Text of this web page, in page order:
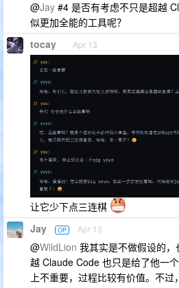
@Jay #4 是否有考虑不只是超越
似更加全能的工具呢？
tocay Apr 13
让它少下点三连棋
Jay OP Apr 13
@WildLion 我其实是不做假设的
越 Claude Code 也只是给了他一
上不重要，过程比较有价值。不